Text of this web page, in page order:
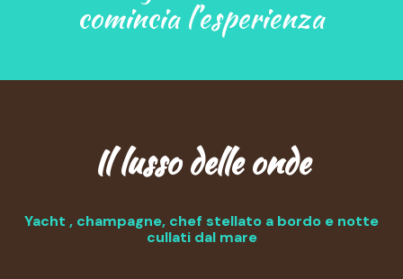
comincia l’esperienza
Il lusso delle onde
Yacht , champagne, chef stellato a bordo e notte
cullati dal mare